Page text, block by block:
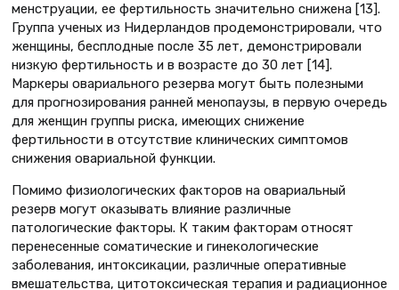
менструации, ее фертильность значительно снижена [13].
Группа ученых из Нидерландов продемонстрировали, что
женщины, бесплодные после 35 лет, демонстрировали
низкую фертильность и в возрасте до 30 лет [14].
Маркеры овариального резерва могут быть полезными
для прогнозирования ранней менопаузы, в первую очередь
для женщин группы риска, имеющих снижение
фертильности в отсутствие клинических симптомов
снижения овариальной функции.
Помимо физиологических факторов на овариальный
резерв могут оказывать влияние различные
патологические факторы. К таким факторам относят
перенесенные соматические и гинекологические
заболевания, интоксикации, различные оперативные
вмешательства, цитотоксическая терапия и радиационное